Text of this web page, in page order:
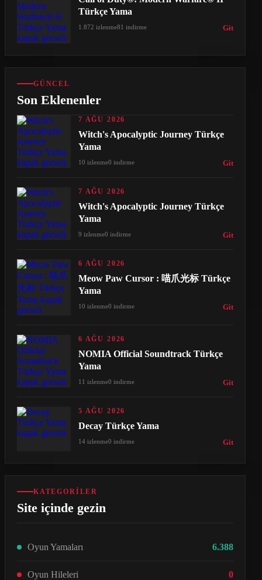
Türkçe Yama
1.872 izlenme81 indirme Git
GÜNCEL
Son Eklenenler
7 AĞU 2026
Witch's Apocalyptic Journey Türkçe
Yama
10 izlenme0 indirme Git
7 AĞU 2026
Witch's Apocalyptic Journey Türkçe
Yama
9 izlenme0 indirme Git
6 AĞU 2026
Meow Paw Cursor : 喵爪光标 Türkçe
Yama
10 izlenme0 indirme Git
6 AĞU 2026
NOMIA Official Soundtrack Türkçe
Yama
11 izlenme0 indirme Git
5 AĞU 2026
Decay Türkçe Yama
14 izlenme0 indirme Git
KATEGORILER
Site içinde gezin
Oyun Yamaları 6.388
Oyun Hileleri 0